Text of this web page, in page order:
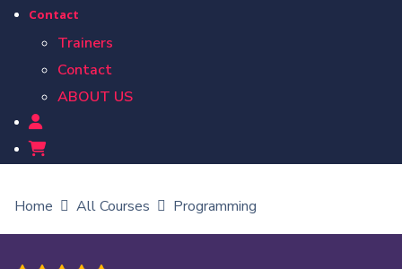
Contact
Trainers
Contact
ABOUT US
Home All Courses Programming